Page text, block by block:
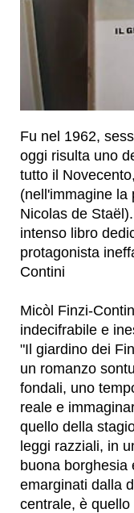
Fu nel 1962,
oggi risulta uno
tutto il
(nell'immagine la
Nicolas de
intenso libro
protagonista
Contini
Micòl Finzi-
indecifrabile e
"Il giardino dei
un romanzo
fondali, uno
reale e
quello della
leggi razziali, in
buona borghesia
emarginati dalla
centrale, è